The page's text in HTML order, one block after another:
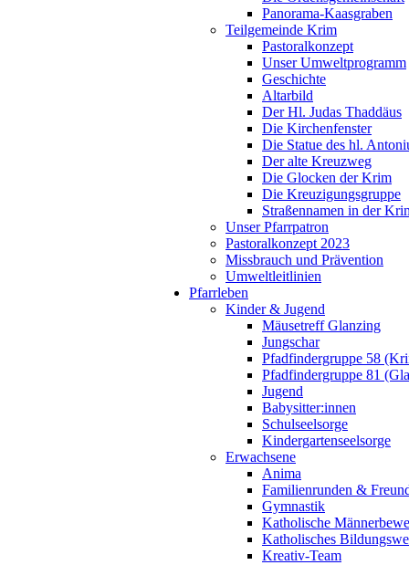
Panorama-Kaasgraben
Teilgemeinde Krim
Pastoralkonzept
Unser Umweltprogramm
Geschichte
Altarbild
Der Hl. Judas Thaddäus
Die Kirchenfenster
Die Statue des hl.
Der alte Kreuzweg
Die Glocken der Krim
Die Kreuzigungsgruppe
Straßennamen in der
Unser Pfarrpatron
Pastoralkonzept 2023
Missbrauch und Prävention
Umweltleitlinien
Pfarrleben
Kinder & Jugend
Mäusetreff Glanzing
Jungschar
Pfadfindergruppe 58
Pfadfindergruppe 81
Jugend
Babysitter:innen
Schulseelsorge
Kindergartenseelsorge
Erwachsene
Anima
Familienrunden &
Gymnastik
Katholische
Katholisches
Kreativ-Team